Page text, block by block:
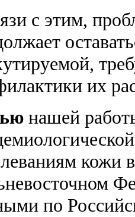
с этим,
их
нашей
кожи
по